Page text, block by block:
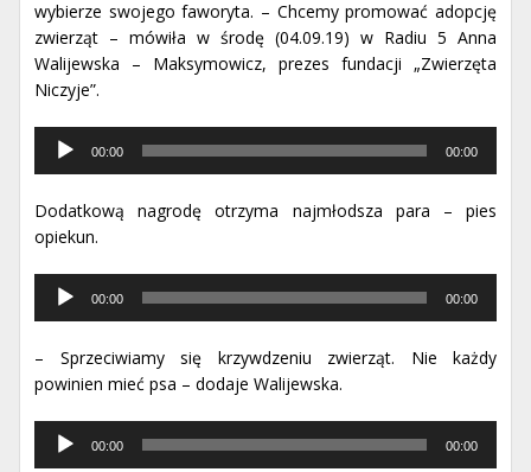
wybierze swojego faworyta. – Chcemy promować adopcję
zwierząt – mówiła w środę (04.09.19) w Radiu 5 Anna
Walijewska – Maksymowicz, prezes fundacji „Zwierzęta
Niczyje”.
Odtwarzacz
muzyki
00:00 00:00
Dodatkową nagrodę otrzyma najmłodsza para – pies
opiekun.
Odtwarzacz
muzyki
00:00 00:00
– Sprzeciwiamy się krzywdzeniu zwierząt. Nie każdy
powinien mieć psa – dodaje Walijewska.
Odtwarzacz
muzyki
00:00 00:00